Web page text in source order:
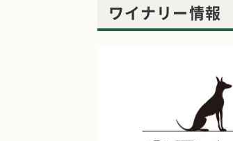
ワイナリー情報